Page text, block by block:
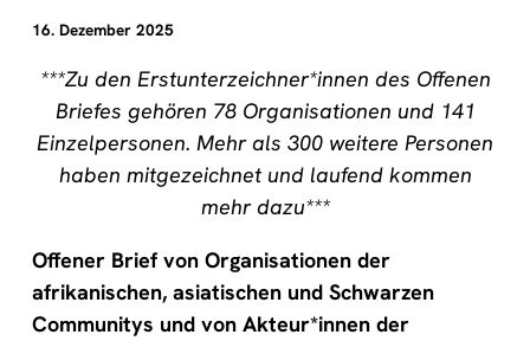
16. Dezember 2025
***Zu den Erstunterzeichner*innen des Offenen
Briefes gehören 78 Organisationen und 141
Einzelpersonen. Mehr als 300 weitere Personen
haben mitgezeichnet und laufend kommen
mehr dazu***
Offener Brief von Organisationen der
afrikanischen, asiatischen und Schwarzen
Communitys und von Akteur*innen der